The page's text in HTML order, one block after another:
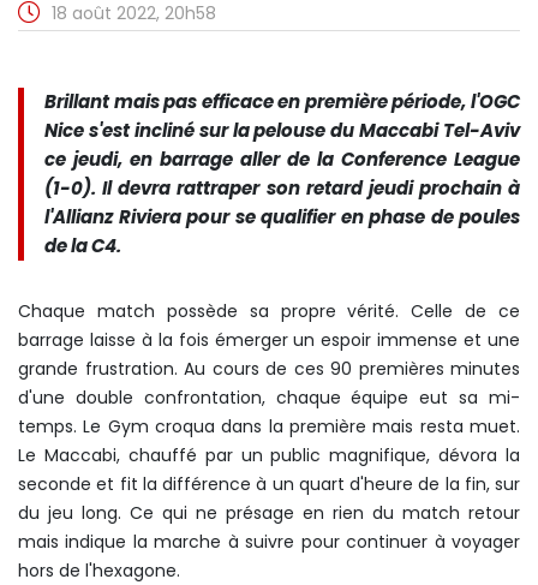
18 août 2022, 20h58
Brillant mais pas efficace en première période, l'OGC
Nice s'est incliné sur la pelouse du Maccabi Tel-Aviv
ce jeudi, en barrage aller de la Conference League
(1-0). Il devra rattraper son retard jeudi prochain à
l'Allianz Riviera pour se qualifier en phase de poules
de la C4.
Chaque match possède sa propre vérité. Celle de ce
barrage laisse à la fois émerger un espoir immense et une
grande frustration. Au cours de ces 90 premières minutes
d'une double confrontation, chaque équipe eut sa mi-
temps. Le Gym croqua dans la première mais resta muet.
Le Maccabi, chauffé par un public magnifique, dévora la
seconde et fit la différence à un quart d'heure de la fin, sur
du jeu long. Ce qui ne présage en rien du match retour
mais indique la marche à suivre pour continuer à voyager
hors de l'hexagone.